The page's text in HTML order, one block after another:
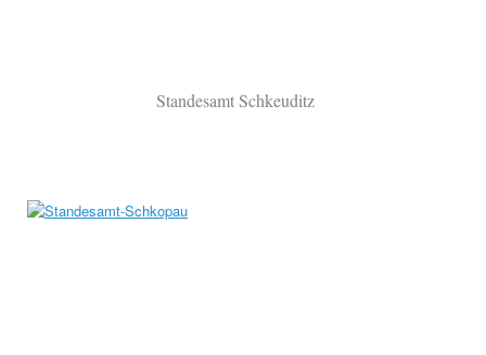
Standesamt Schkeuditz